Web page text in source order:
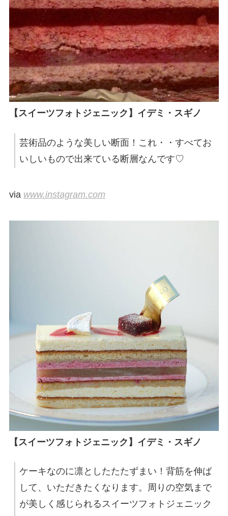
【スイーツフォトジェニック】イデミ・スギノ
芸術品のような美しい断面！これ・・すべてお
いしいもので出来ている断層なんです♡
via www.instagram.com
【スイーツフォトジェニック】イデミ・スギノ
ケーキなのに凛としたたたずまい！背筋を伸ば
して、いただきたくなります。周りの空気まで
が美しく感じられるスイーツフォトジェニック